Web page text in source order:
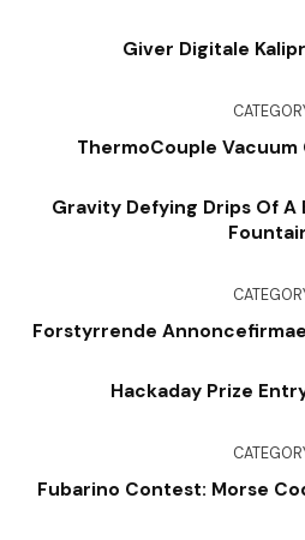
Giver Digitale
ThermoCouple Vacuum
Gravity Defying Drips Of A
Forstyrrende
Hackaday Prize
Fubarino Contest: Morse